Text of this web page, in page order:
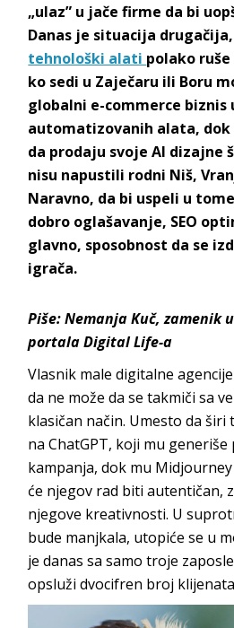
„ulaz” u jače firme da bi
Danas je situacija
tehnološki alati polako
ko sedi u Zaječaru ili Boru
globalni e-commerce biznis
automatizovanih alata,
da prodaju svoje AI dizajne
nisu napustili rodni Niš,
Naravno, da bi uspeli u
dobro oglašavanje, SEO
glavno, sposobnost da se
igrača.
Piše:Nemanja Kuč, zamenik
portala Digital Life-a
Vlasnik male digitalne
da ne može da se takmiči sa
klasičan način. Umesto da širi
naChatGPT, koji mu generiše
kampanja, dok mu Midjourney
će njegov rad biti autentičan,
njegove kreativnosti. U
bude manjkala, utopiće se u
je danas sa samo troje
opsluži dvocifren broj